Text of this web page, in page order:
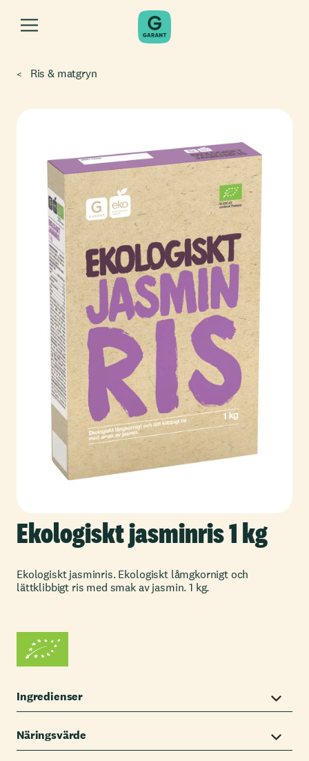
Ris & matgryn
Ekologiskt jasminris 1 kg
Ekologiskt jasminris. Ekologiskt låmgkornigt och
lättklibbigt ris med smak av jasmin. 1 kg.
Ingredienser
Näringsvärde